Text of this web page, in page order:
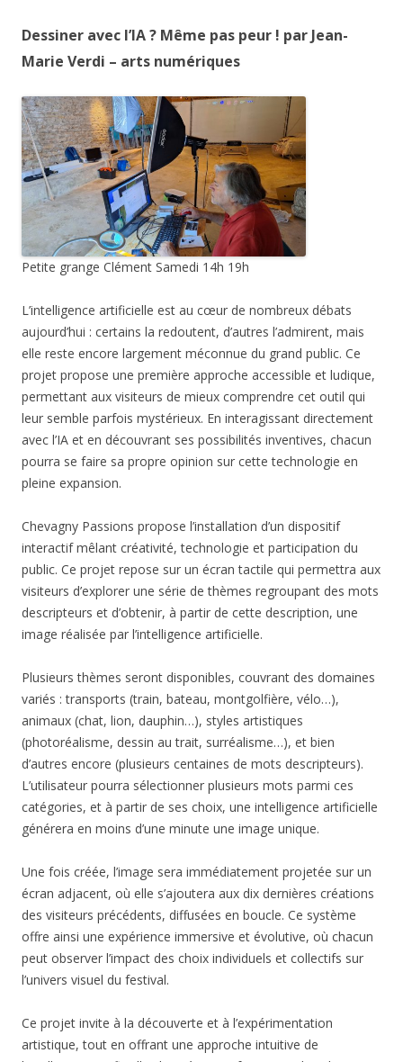
Dessiner avec l’IA ? Même pas peur ! par Jean-
Marie Verdi – arts numériques
Petite grange Clément Samedi 14h 19h
L’intelligence artificielle est au cœur de nombreux débats
aujourd’hui : certains la redoutent, d’autres l’admirent, mais
elle reste encore largement méconnue du grand public. Ce
projet propose une première approche accessible et ludique,
permettant aux visiteurs de mieux comprendre cet outil qui
leur semble parfois mystérieux. En interagissant directement
avec l’IA et en découvrant ses possibilités inventives, chacun
pourra se faire sa propre opinion sur cette technologie en
pleine expansion.
Chevagny Passions propose l’installation d’un dispositif
interactif mêlant créativité, technologie et participation du
public. Ce projet repose sur un écran tactile qui permettra aux
visiteurs d’explorer une série de thèmes regroupant des mots
descripteurs et d’obtenir, à partir de cette description, une
image réalisée par l’intelligence artificielle.
Plusieurs thèmes seront disponibles, couvrant des domaines
variés : transports (train, bateau, montgolfière, vélo…),
animaux (chat, lion, dauphin…), styles artistiques
(photoréalisme, dessin au trait, surréalisme…), et bien
d’autres encore (plusieurs centaines de mots descripteurs).
L’utilisateur pourra sélectionner plusieurs mots parmi ces
catégories, et à partir de ses choix, une intelligence artificielle
générera en moins d’une minute une image unique.
Une fois créée, l’image sera immédiatement projetée sur un
écran adjacent, où elle s’ajoutera aux dix dernières créations
des visiteurs précédents, diffusées en boucle. Ce système
offre ainsi une expérience immersive et évolutive, où chacun
peut observer l’impact des choix individuels et collectifs sur
l’univers visuel du festival.
Ce projet invite à la découverte et à l’expérimentation
artistique, tout en offrant une approche intuitive de